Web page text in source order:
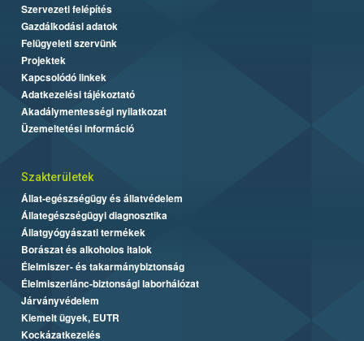
Szervezeti felépítés
Gazdálkodási adatok
Felügyeleti szervünk
Projektek
Kapcsolódó linkek
Adatkezelési tájékoztató
Akadálymentességi nyilatkozat
Üzemeltetési információ
Szakterületek
Állat-egészségügy és állatvédelem
Állategészségügyi diagnosztika
Állatgyógyászati termékek
Borászat és alkoholos italok
Élelmiszer- és takarmánybiztonság
Élelmiszerlánc-biztonsági laborhálózat
Járványvédelem
Kiemelt ügyek, EUTR
Kockázatkezelés